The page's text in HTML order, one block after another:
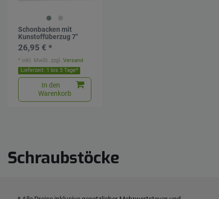
Schonbacken mit
Kunstoffüberzug 7"
26,95 € *
Lieferzeit: 1 bis 3 Tage*
In den
Warenkorb
* inkl. MwSt. zzgl.Versand
Schraubstöcke